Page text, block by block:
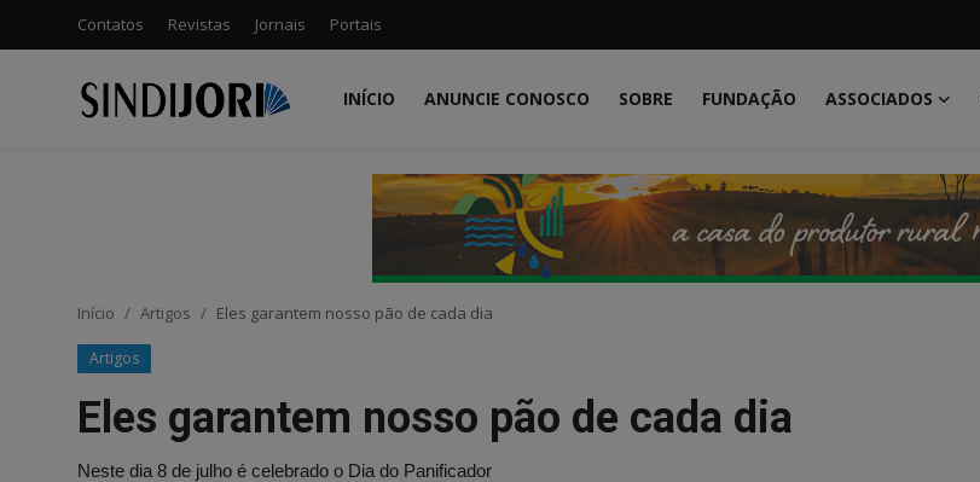
Contatos Revistas Jornais Portais
INÍCIO ANUNCIE CONOSCO SOBRE FUNDAÇÃO ASSOCIADOS
Início Artigos Eles garantem nosso pão de cada dia
Artigos
Eles garantem nosso pão de cada dia
Neste dia 8 de julho é celebrado o Dia do Panificador